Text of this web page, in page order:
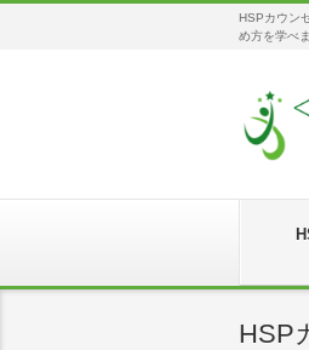
HSPカウン
め方を学べ
HSP